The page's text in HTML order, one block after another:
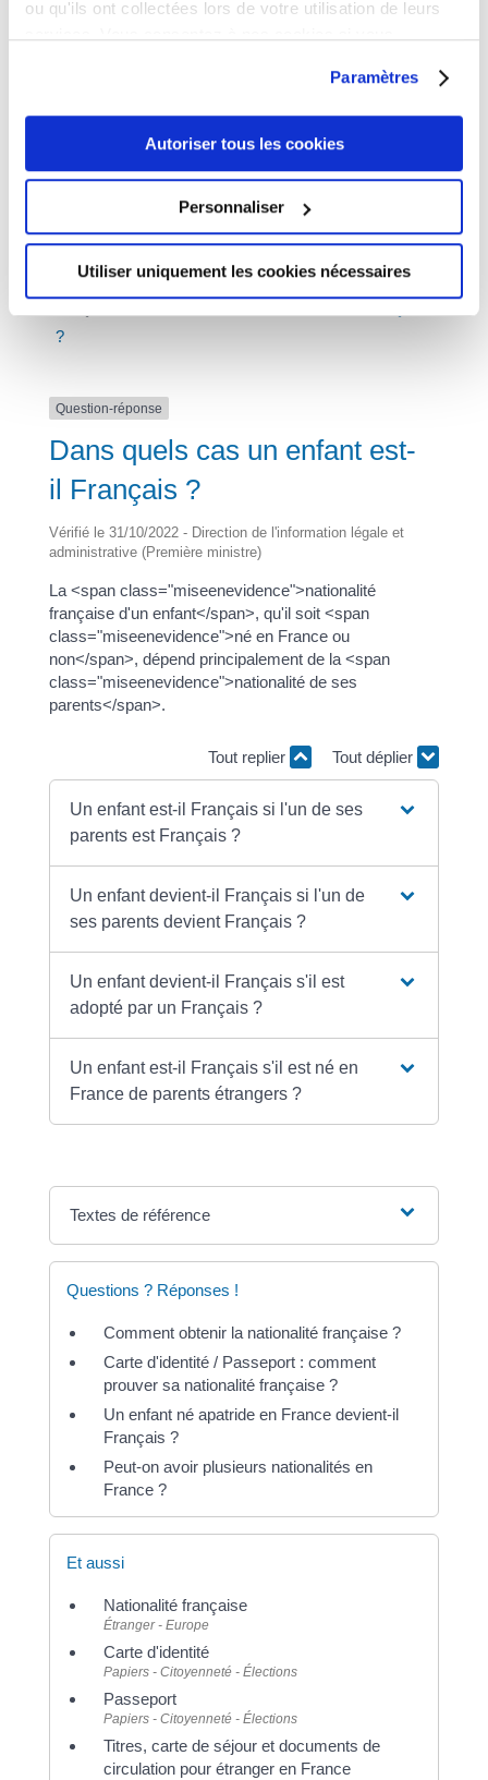
ou qu'ils ont collectées lors de votre utilisation de leurs
Paramètres
Autoriser tous les cookies
Personnaliser
Utiliser uniquement les cookies nécessaires
Accueil particuliers>Étranger - Europe>Nationalité
?
Question-réponse
Dans quels cas un enfant est-
il Français ?
Vérifié le 31/10/2022 - Direction de l'information légale et
administrative (Première ministre)
La <span class="miseenevidence">nationalité
française d'un enfant</span>, qu'il soit <span
class="miseenevidence">né en France ou
non</span>, dépend principalement de la <span
class="miseenevidence">nationalité de ses
parents</span>.
Tout replier Tout déplier
Un enfant est-il Français si l'un de ses
parents est Français ?
Un enfant devient-il Français si l'un de
ses parents devient Français ?
Un enfant devient-il Français s'il est
adopté par un Français ?
Un enfant est-il Français s'il est né en
France de parents étrangers ?
Textes de référence
Questions ? Réponses !
Comment obtenir la nationalité française ?
Carte d'identité / Passeport : comment
prouver sa nationalité française ?
Un enfant né apatride en France devient-il
Français ?
Peut-on avoir plusieurs nationalités en
France ?
Et aussi
Nationalité française
Étranger - Europe
Carte d'identité
Papiers - Citoyenneté - Élections
Passeport
Papiers - Citoyenneté - Élections
Titres, carte de séjour et documents de
circulation pour étranger en France